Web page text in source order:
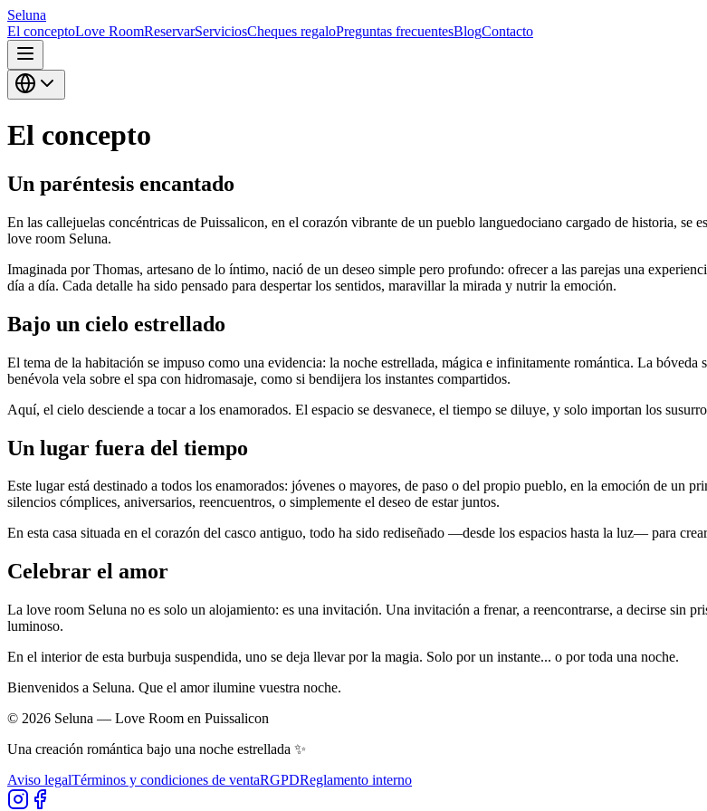
Seluna
El conceptoLove RoomReservarServiciosCheques regaloPreguntas frecuentesBlogContacto
El concepto
Un paréntesis encantado
En las callejuelas concéntricas de Puissalicon, en el corazón vibrante de un pueblo languedociano cargado de historia, se
love room Seluna.
Imaginada por Thomas, artesano de lo íntimo, nació de un deseo simple pero profundo: ofrecer a las parejas una
día a día. Cada detalle ha sido pensado para despertar los sentidos, maravillar la mirada y nutrir la emoción.
Bajo un cielo estrellado
El tema de la habitación se impuso como una evidencia: la noche estrellada, mágica e infinitamente romántica. La
benévola vela sobre el spa con hidromasaje, como si bendijera los instantes compartidos.
Aquí, el cielo desciende a tocar a los enamorados. El espacio se desvanece, el tiempo se diluye, y solo importan los
Un lugar fuera del tiempo
Este lugar está destinado a todos los enamorados: jóvenes o mayores, de paso o del propio pueblo, en la emoción de un
silencios cómplices, aniversarios, reencuentros, o simplemente el deseo de estar juntos.
En esta casa situada en el corazón del casco antiguo, todo ha sido rediseñado —desde los espacios hasta la luz— para
Celebrar el amor
La love room Seluna no es solo un alojamiento: es una invitación. Una invitación a frenar, a reencontrarse, a decirse sin
luminoso.
En el interior de esta burbuja suspendida, uno se deja llevar por la magia. Solo por un instante... o por toda una noche.
Bienvenidos a Seluna. Que el amor ilumine vuestra noche.
© 2026 Seluna — Love Room en Puissalicon
Una creación romántica bajo una noche estrellada ✨
Aviso legalTérminos y condiciones de ventaRGPDReglamento interno